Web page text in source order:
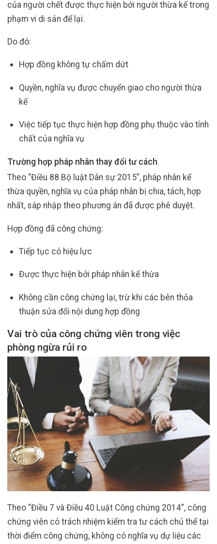
của người chết được thực hiện bởi người thừa kế trong
phạm vi di sản để lại.
Do đó:
Hợp đồng không tự chấm dứt
Quyền, nghĩa vụ được chuyển giao cho người thừa
kế
Việc tiếp tục thực hiện hợp đồng phụ thuộc vào tính
chất của nghĩa vụ
Trường hợp pháp nhân thay đổi tư cách
Theo “Điều 88 Bộ luật Dân sự 2015”, pháp nhân kế
thừa quyền, nghĩa vụ của pháp nhân bị chia, tách, hợp
nhất, sáp nhập theo phương án đã được phê duyệt.
Hợp đồng đã công chứng:
Tiếp tục có hiệu lực
Được thực hiện bởi pháp nhân kế thừa
Không cần công chứng lại, trừ khi các bên thỏa
thuận sửa đổi nội dung hợp đồng
Vai trò của công chứng viên trong việc
phòng ngừa rủi ro
Theo “Điều 7 và Điều 40 Luật Công chứng 2014”, công
chứng viên có trách nhiệm kiểm tra tư cách chủ thể tại
thời điểm công chứng, không có nghĩa vụ dự liệu các